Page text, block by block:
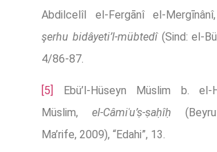
Abdilcelîl el-Fergānî el-
şerhu bidâyeti’l-mübtedî(Sind: el-
4/86-87.
[5]
Ebü’l-Hüseyn Müslim b. el-
Müslim, el-Câmiʿu’ṣ-ṣaḥîḥ
Ma’rife, 2009), “Edahi”, 13.